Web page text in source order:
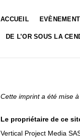
ACCUEIL
DE L’OR SOUS LA
Cette imprint a été mise
Le propriétaire de ce
Vertical Project Media